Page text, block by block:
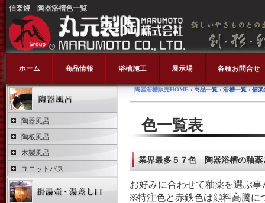
信楽焼 陶器浴槽色一覧
ホーム 商品情報 浴槽施工 展示場 各種お問合せ
陶器浴槽販売HOME:商品一覧:浴槽一覧:信楽
色一覧表
業界最多５７色 陶器浴槽の釉薬
お好みに合わせて釉薬を選ぶ
※特注色と赤鉄色は顔料高騰に
陶器風呂
陶板風呂
木製風呂
ユニットバス